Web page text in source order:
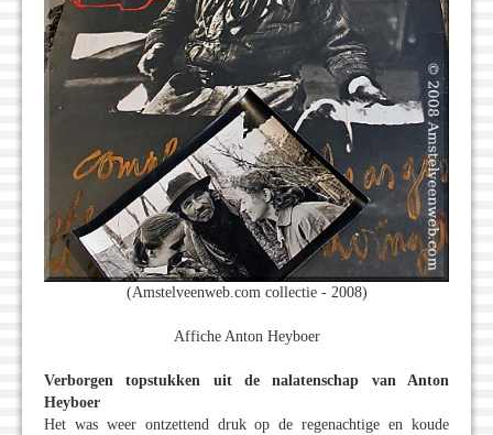
(Amstelveenweb.com collectie - 2008)
Affiche Anton Heyboer
Verborgen topstukken uit de nalatenschap van Anton
Heyboer
Het was weer ontzettend druk op de regenachtige en koude